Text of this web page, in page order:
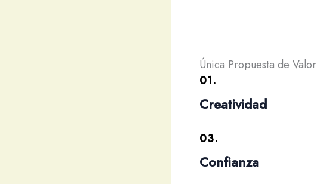
Única Propuesta de Valor
01.
Creatividad
03.
Confianza